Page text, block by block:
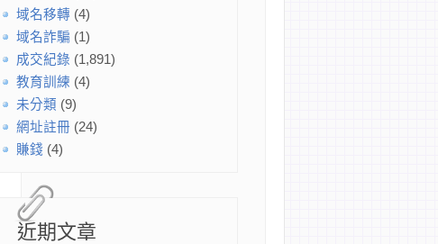
域名移轉 (4)
域名詐騙 (1)
成交紀錄 (1,891)
教育訓練 (4)
未分類 (9)
網址註冊 (24)
賺錢 (4)
近期文章